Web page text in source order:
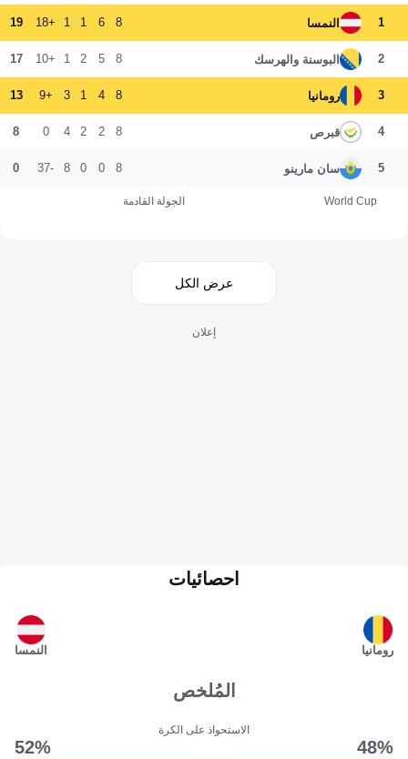
1 النمسا 8
6
1
1
+18
19
2 البوسنة والهرسك 8
5
2
1
+10
17
3 رومانيا 8
4
1
3
+9
13
4 قبرص 8
2
2
4
0
8
5 سان مارينو 8
0
0
8
-37
0
World Cup الجولة القادمة
عرض الكل
إعلان
رومانيا
احصائيات
النمسا
المُلخص
الاستحواذ على الكرة
48‎%‎
52‎%‎